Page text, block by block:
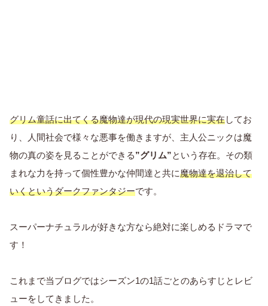
グリム童話に出てくる魔物達が現代の現実世界に実在してお
り、人間社会で様々な悪事を働きますが、主人公ニックは魔
物の真の姿を見ることができる”グリム”という存在。その類
まれな力を持って個性豊かな仲間達と共に魔物達を退治して
いくというダークファンタジーです。
スーパーナチュラルが好きな方なら絶対に楽しめるドラマで
す！
これまで当ブログではシーズン1の1話ごとのあらすじとレビ
ューをしてきました。